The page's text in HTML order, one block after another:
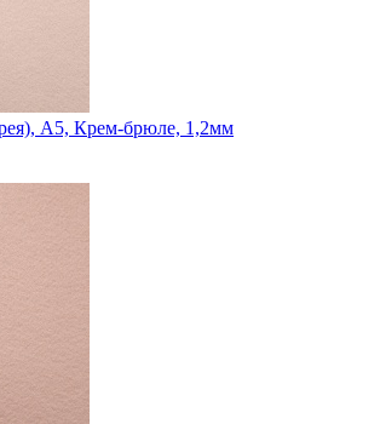
А5, Крем-брюле, 1,2мм